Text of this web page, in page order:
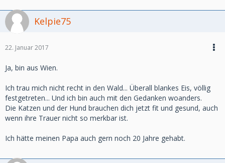
Kelpie75
22. Januar 2017
Ja, bin aus Wien.
Ich trau mich nicht recht in den Wald... Überall blankes Eis, völlig
festgetreten... Und ich bin auch mit den Gedanken woanders.
Die Katzen und der Hund brauchen dich jetzt fit und gesund, auch
wenn ihre Trauer nicht so merkbar ist.
Ich hätte meinen Papa auch gern noch 20 Jahre gehabt.